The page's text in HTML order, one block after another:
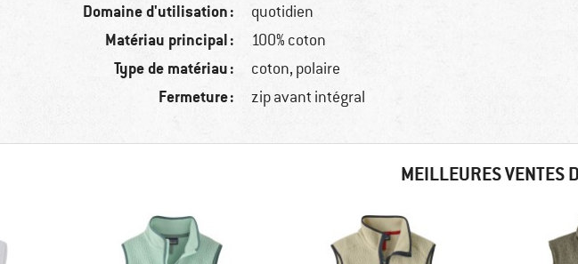
Domaine d'utilisation : quotidien
Matériau principal : 100% coton
Type de matériau : coton, polaire
Fermeture : zip avant intégral
MEILLEURES VENTES